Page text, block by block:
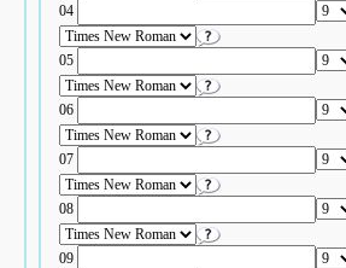
04
05
06
07
08
09